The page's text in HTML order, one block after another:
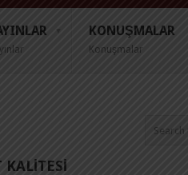
KONUŞMALAR
Konuşmalar
KALITESI